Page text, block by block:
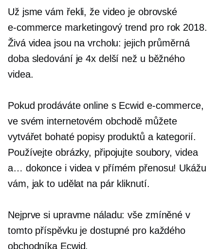
Už jsme vám řekli, že video je obrovské
e-commerce marketingový trend pro rok 2018.
Živá videa jsou na vrcholu: jejich průměrná
doba sledování je 4x delší než u běžného
videa.
Pokud prodáváte online s Ecwid e-commerce,
ve svém internetovém obchodě můžete
vytvářet bohaté popisy produktů a kategorií.
Používejte obrázky, připojujte soubory, videa
a… dokonce i videa v přímém přenosu! Ukážu
vám, jak to udělat na pár kliknutí.
Nejprve si upravme náladu: vše zmíněné v
tomto příspěvku je dostupné pro každého
obchodníka Ecwid.